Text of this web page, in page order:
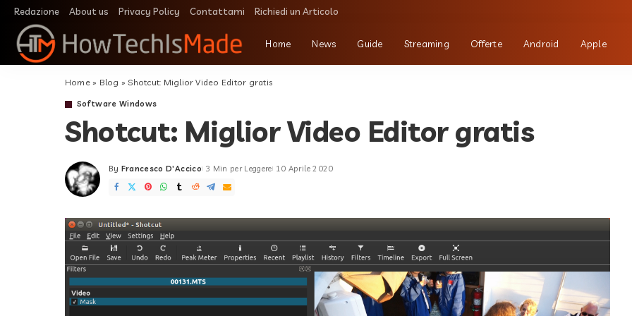
Redazione About us Privacy Policy Contattami Richiedi un Articolo
Home News Guide Streaming Offerte Android Apple
Home» Blog »Shotcut: Miglior Video Editor gratis
Software Windows
Shotcut: Miglior Video Editor gratis
Posted
by
By Francesco D'Accico 3 Min per Leggere 10 Aprile 2020